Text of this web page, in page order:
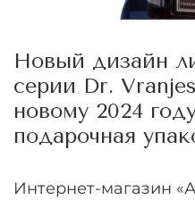
Новый дизайн
серии Dr.
новому 2024
подарочная
Интернет-магазин